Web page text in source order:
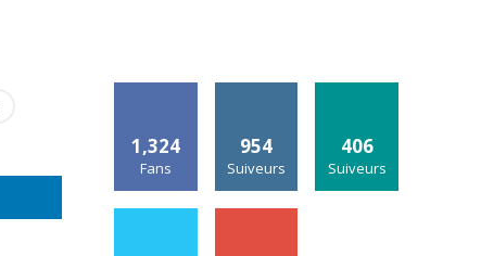
1,324
Fans
954
Suiveurs
406
Suiveurs